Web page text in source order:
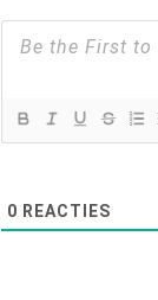
0 REACTIES